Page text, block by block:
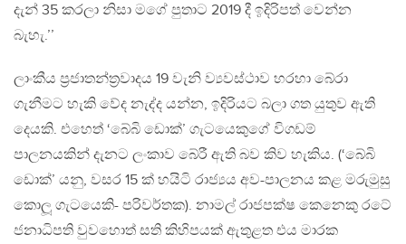
දැන් 35 කරලා නිසා මගේ පුතාට 2019 දී ඉදිරිපත් වෙන්න
බැහැ.’’
ලාංකීය ප‍්‍රජාතන්ත‍්‍රවාදය 19 වැනි ව්‍යවස්ථාව හරහා බේරා
ගැනීමට හැකි වේද නැද්ද යන්න, ඉදිරියට බලා ගත යුතුව ඇති
දෙයකි. එහෙත් ‘බේබි ඩොක්’ ගැටයෙකුගේ විගඩම්
පාලනයකින් දැනට ලංකාව බේරී ඇති බව කිව හැකිය. (‘බේබි
ඩොක්’ යනු, වසර 15 ක් හයිටි රාජ්‍යය අව-පාලනය කළ මරුමුසු
කොලූ ගැටයෙකි- පරිවර්තක). නාමල් රාජපක්ෂ කෙනෙකු රටේ
ජනාධිපති වුවහොත් සති කිහිපයක් ඇතුළත එය මාරක